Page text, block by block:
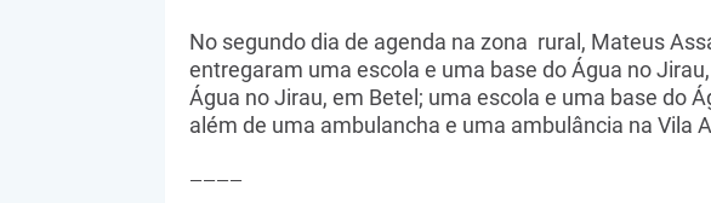
No segundo dia de agenda na zona rural, Mateus
entregaram uma escola e uma base do Água no
Água no Jirau, em Betel; uma escola e uma base do
além de uma ambulancha e uma ambulância na Vila
————